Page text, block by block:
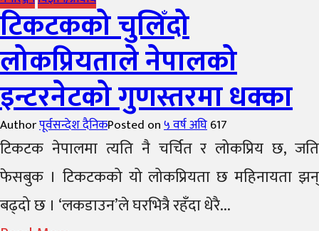
टिकटकको चुलिँदो
लोकप्रियताले नेपालको
इन्टरनेटको गुणस्तरमा धक्का
Authorपूर्वसन्देश दैनिकPosted on५ वर्ष अघि617
टिकटक नेपालमा त्यति नै चर्चित र लोकप्रिय छ, जति
फेसबुक । टिकटकको यो लोकप्रियता छ महिनायता झन्
बढ्दो छ । ‘लकडाउन’ले घरभित्रै रहँदा धेरै...